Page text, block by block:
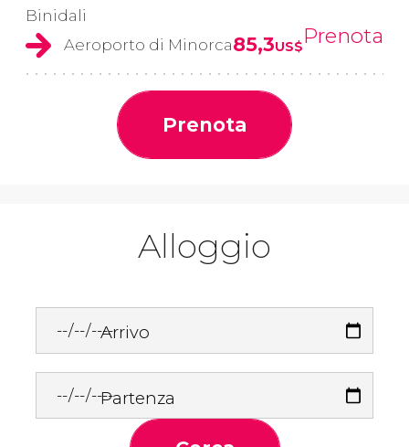
Binidali
Aeroporto di Minorca85,3US$Prenota
Prenota
Alloggio
Arrivo
Partenza